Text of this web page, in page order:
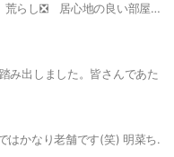
中森明菜好きな方のみ来てね 荒らし❎ 居心地の良い部屋を目指しております。お気軽にお入りください。
中森明菜 明菜ちゃんオプチャではかなり老舗です(笑) 明菜ちゃんの人間性、歌はもちろんお芝居バラエティー番組の明菜ちゃんを色々語りたいです。入ったらまずノートに自己紹介をお願いします。ない方はすいません退会対象となります